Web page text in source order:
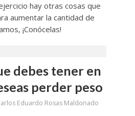
hay otras cosas que
aumentar la cantidad de
¡Conócelas!
debes tener en
perder peso
Eduardo Rosas Maldonado